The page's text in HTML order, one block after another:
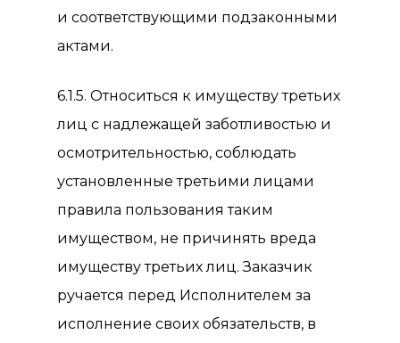
и соответствующими подзаконными
актами.
6.1.5. Относиться к имуществу третьих
лиц с надлежащей заботливостью и
осмотрительностью, соблюдать
установленные третьими лицами
правила пользования таким
имуществом, не причинять вреда
имуществу третьих лиц. Заказчик
ручается перед Исполнителем за
исполнение своих обязательств, в